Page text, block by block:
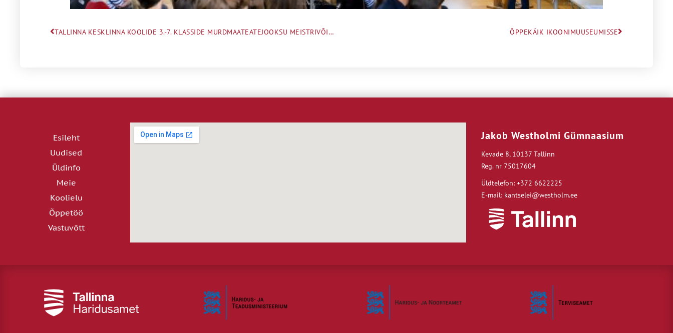
TALLINNA KESKLINNA KOOLIDE 3.-7. KLASSIDE MURDMAATEATEJOOKSU MEISTRIVÕISTLUSED ÕPPEKÄIK IKOONIMUUSEUMISSE
Esileht
Uudised
Üldinfo
Meie
Koolielu
Õppetöö
Vastuvõtt
Jakob Westholmi Gümnaasium
Kevade 8, 10137 Tallinn
Reg. nr 75017604
Üldtelefon: +372 6622225
E-mail: kantselei@westholm.ee